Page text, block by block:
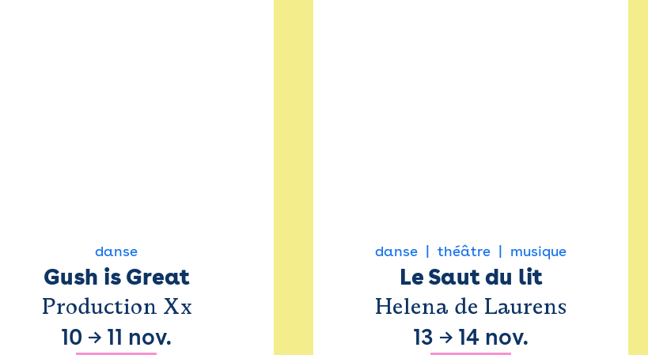
danse
Gush is Great
Production Xx
10 → 11 nov.
danse théâtre musique
Le Saut du lit
Helena de Laurens
13 → 14 nov.